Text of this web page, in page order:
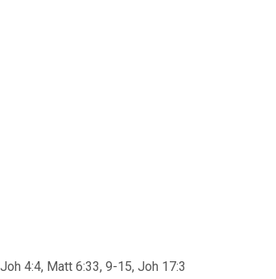
4:4, Matt 6:33, 9-15, Joh 17:3